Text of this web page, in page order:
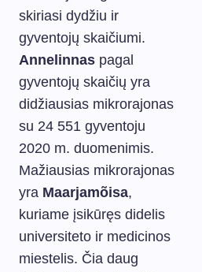
skiriasi dydžiu ir
gyventojų skaičiumi.
Annelinnas pagal
gyventojų skaičių yra
didžiausias mikrorajonas
su 24 551 gyventoju
2020 m. duomenimis.
Mažiausias mikrorajonas
yra Maarjamõisa,
kuriame įsikūręs didelis
universiteto ir medicinos
miestelis. Čia daug